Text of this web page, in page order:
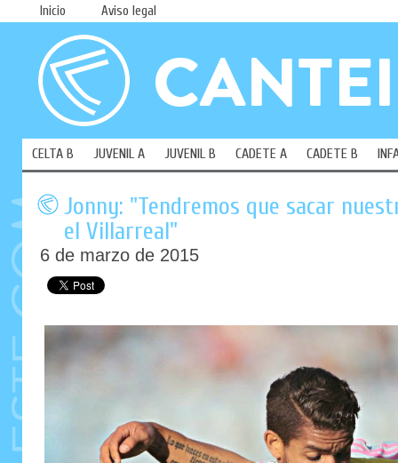
Inicio Aviso legal
CELTA B JUVENIL A JUVENIL B CADETE A CADETE B
Jonny: "Tendremos que sacar
el Villarreal"
6 de marzo de 2015